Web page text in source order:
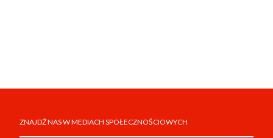
ZNAJDŹ NAS W MEDIACH SPOŁECZNOŚCIOWYCH